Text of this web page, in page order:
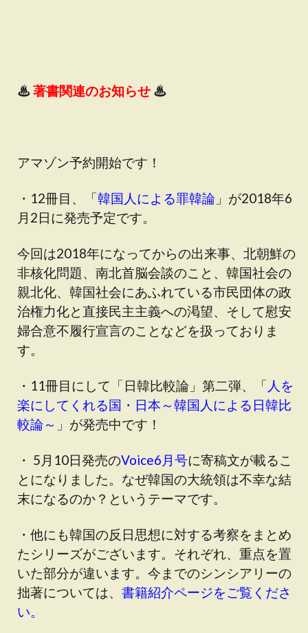
♨著書関連のお知らせ ♨
アマゾン予約開始です！
・12冊目、「韓国人による罪韓論 」が2018年6
月2日に発売予定です。
今回は2018年になってからの出来事、北朝鮮の
非核化問題、南北首脳会談のこと、韓国社会の
親北化、韓国社会にあふれている市民団体の政
治権力化と直接民主主義への渇望、そして慰安
婦合意不履行宣言のことなどを扱っておりま
す。
・11冊目にして「日韓比較論」第二弾、「 人を
楽にしてくれる国・日本～韓国人による日韓比
較論～ 」が発売中です！
・ 5月10日発売のVoice6月号に寄稿文が載るこ
とになりました。なぜ韓国の大統領は不幸な結
末になるのか？というテーマです。
・他にも韓国の反日思想に対する考察をまとめ
たシリーズがございます。それぞれ、重点を置
いた部分が違います。今までのシンシアリーの
拙著については、 書籍紹介ページをご覧くださ
い。